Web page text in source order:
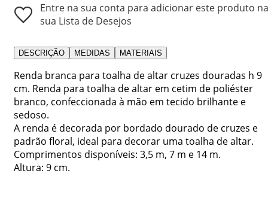
Entre na sua conta para adicionar este produto na
sua Lista de Desejos
DESCRIÇÃO MEDIDAS MATERIAIS
Renda branca para toalha de altar cruzes douradas h 9
cm. Renda para toalha de altar em cetim de poliéster
branco, confeccionada à mão em tecido brilhante e
sedoso.
A renda é decorada por bordado dourado de cruzes e
padrão floral, ideal para decorar uma toalha de altar.
Comprimentos disponíveis: 3,5 m, 7 m e 14 m.
Altura: 9 cm.